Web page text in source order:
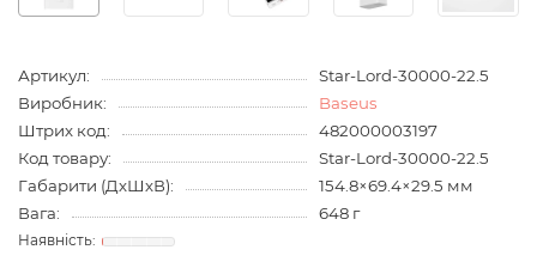
Артикул:
Star-Lord-30000-22.5
Виробник:
Baseus
Штрих код:
482000003197
Код товару:
Star-Lord-30000-22.5
Габарити (ДхШхВ):
154.8×69.4×29.5 мм
Вага:
648 г